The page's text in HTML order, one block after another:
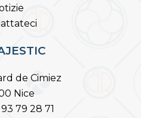
de Cimiez
Nice
79 28 71